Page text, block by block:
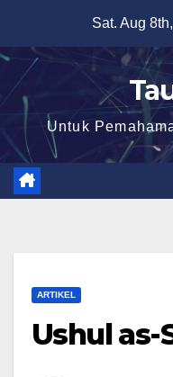
content
Sat. Aug
Untuk
ARTIKEL
Ushul as-